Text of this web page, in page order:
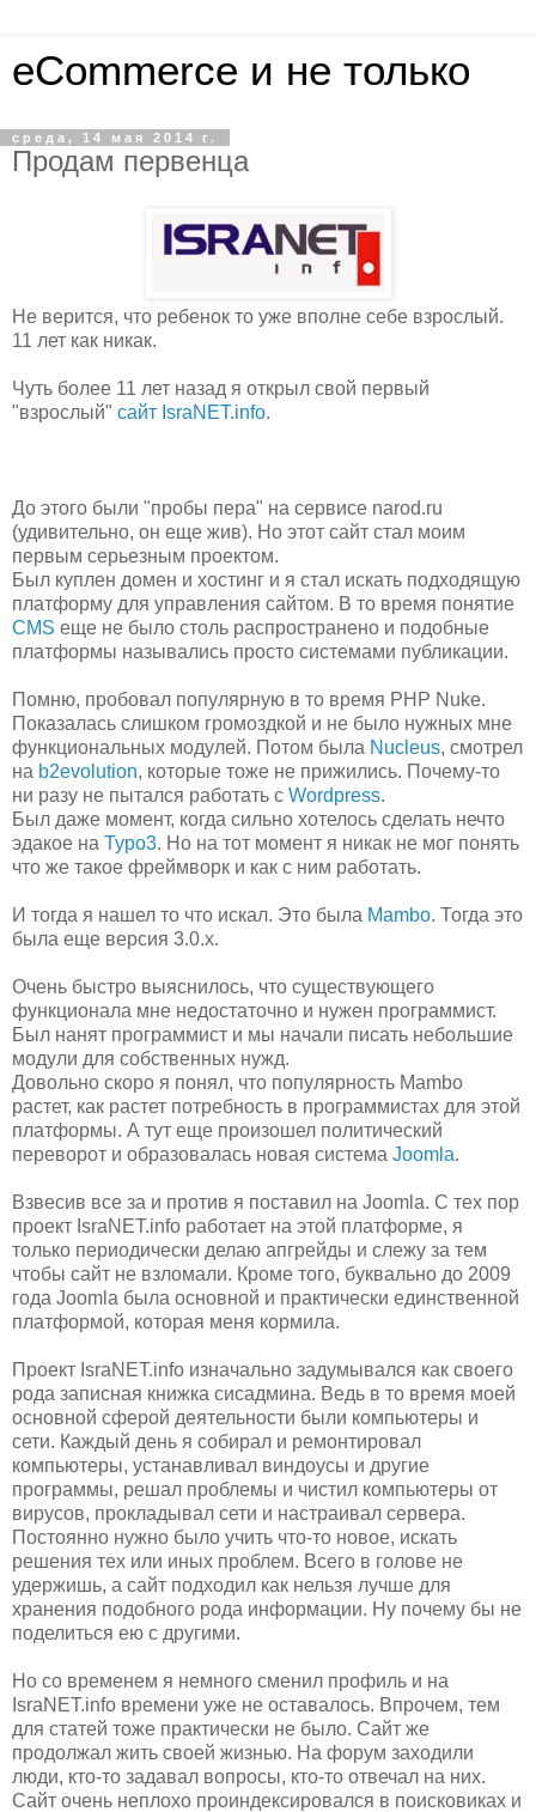
eCommerce и не только
среда, 14 мая 2014 г.
Продам первенца
Не верится, что ребенок то уже вполне себе взрослый.
11 лет как никак.
Чуть более 11 лет назад я открыл свой первый
"взрослый" сайт IsraNET.info.
До этого были "пробы пера" на сервисе narod.ru
(удивительно, он еще жив). Но этот сайт стал моим
первым серьезным проектом.
Был куплен домен и хостинг и я стал искать подходящую
платформу для управления сайтом. В то время понятие
CMS еще не было столь распространено и подобные
платформы назывались просто системами публикации.
Помню, пробовал популярную в то время PHP Nuke.
Показалась слишком громоздкой и не было нужных мне
функциональных модулей. Потом была Nucleus, смотрел
на b2evolution, которые тоже не прижились. Почему-то
ни разу не пытался работать с Wordpress.
Был даже момент, когда сильно хотелось сделать нечто
эдакое на Typo3. Но на тот момент я никак не мог понять
что же такое фреймворк и как с ним работать.
И тогда я нашел то что искал. Это была Mambo. Тогда это
была еще версия 3.0.x.
Очень быстро выяснилось, что существующего
функционала мне недостаточно и нужен программист.
Был нанят программист и мы начали писать небольшие
модули для собственных нужд.
Довольно скоро я понял, что популярность Mambo
растет, как растет потребность в программистах для этой
платформы. А тут еще произошел политический
переворот и образовалась новая система Joomla.
Взвесив все за и против я поставил на Joomla. С тех пор
проект IsraNET.info работает на этой платформе, я
только периодически делаю апгрейды и слежу за тем
чтобы сайт не взломали. Кроме того, буквально до 2009
года Joomla была основной и практически единственной
платформой, которая меня кормила.
Проект IsraNET.info изначально задумывался как своего
рода записная книжка сисадмина. Ведь в то время моей
основной сферой деятельности были компьютеры и
сети. Каждый день я собирал и ремонтировал
компьютеры, устанавливал виндоусы и другие
программы, решал проблемы и чистил компьютеры от
вирусов, прокладывал сети и настраивал сервера.
Постоянно нужно было учить что-то новое, искать
решения тех или иных проблем. Всего в голове не
удержишь, а сайт подходил как нельзя лучше для
хранения подобного рода информации. Ну почему бы не
поделиться ею с другими.
Но со временем я немного сменил профиль и на
IsraNET.info времени уже не оставалось. Впрочем, тем
для статей тоже практически не было. Сайт же
продолжал жить своей жизнью. На форум заходили
люди, кто-то задавал вопросы, кто-то отвечал на них.
Сайт очень неплохо проиндексировался в поисковиках и